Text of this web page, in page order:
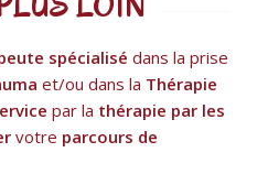
spécialisé dans la prise
et/ou dans la Thérapie
par la thérapie par les
votre parcours de